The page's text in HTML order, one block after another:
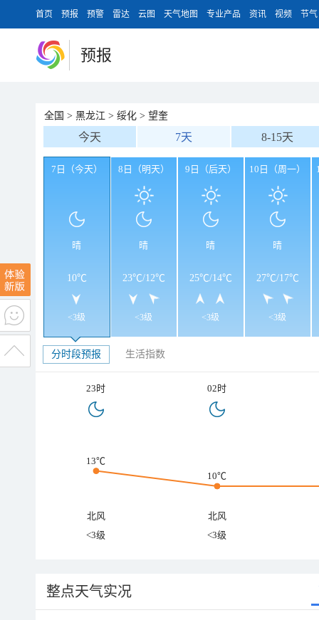
首页 预报 预警 雷达 云图 天气地图 专业产品 资讯 视频 节气
预报
全国 > 黑龙江 > 绥化 > 望奎
今天 7天 8-15天
7日（今天）
晴
10℃
<3级
8日（明天）
晴
23℃/12℃
<3级
9日（后天）
晴
25℃/14℃
<3级
10日（周一）
晴
27℃/17℃
<3级
分时段预报 生活指数
23时 02时
13℃
10℃
北风
北风
<3级
<3级
整点天气实况